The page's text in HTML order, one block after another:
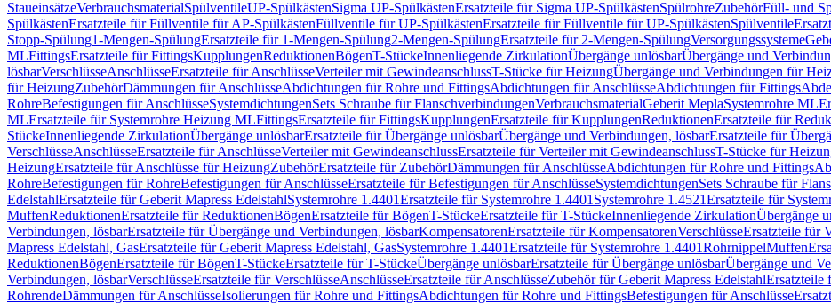
StaueinsätzeVerbrauchsmaterialSpülventileUP-SpülkästenSigma UP-SpülkästenErsatzteile für Sigma UP-SpülkästenSpülrohreZubehörFüll- und
SpülkästenErsatzteile für Füllventile für AP-SpülkästenFüllventile für UP-SpülkästenErsatzteile für Füllventile für UP-SpülkästenSpülventile
Stopp-Spülung1-Mengen-SpülungErsatzteile für 1-Mengen-Spülung2-Mengen-SpülungErsatzteile für 2-Mengen-SpülungVersorgungssysteme
MLFittingsErsatzteile für FittingsKupplungenReduktionenBögenT-StückeInnenliegende ZirkulationÜbergänge unlösbarÜbergänge und
lösbarVerschlüsseAnschlüsseErsatzteile für AnschlüsseVerteiler mit GewindeanschlussT-Stücke für HeizungÜbergänge und Verbindungen für
für HeizungZubehörDämmungen für AnschlüsseAbdichtungen für Rohre und FittingsAbdichtungen für AnschlüsseAbdichtungen für Fittings
RohreBefestigungen für AnschlüsseSystemdichtungenSets Schraube für FlanschverbindungenVerbrauchsmaterialGeberit MeplaSystemrohre ML
MLErsatzteile für Systemrohre Heizung MLFittingsErsatzteile für FittingsKupplungenErsatzteile für KupplungenReduktionenErsatzteile für
StückeInnenliegende ZirkulationÜbergänge unlösbarErsatzteile für Übergänge unlösbarÜbergänge und Verbindungen, lösbarErsatzteile für
VerschlüsseAnschlüsseErsatzteile für AnschlüsseVerteiler mit GewindeanschlussErsatzteile für Verteiler mit GewindeanschlussT-Stücke für
HeizungErsatzteile für Anschlüsse für HeizungZubehörErsatzteile für ZubehörDämmungen für AnschlüsseAbdichtungen für Rohre und Fittings
RohreBefestigungen für RohreBefestigungen für AnschlüsseErsatzteile für Befestigungen für AnschlüsseSystemdichtungenSets Schraube für
EdelstahlErsatzteile für Geberit Mapress EdelstahlSystemrohre 1.4401Ersatzteile für Systemrohre 1.4401 Systemrohre 1.4521Ersatzteile für
MuffenReduktionenErsatzteile für ReduktionenBögenErsatzteile für BögenT-StückeErsatzteile für T-StückeInnenliegende ZirkulationÜbergänge
Verbindungen, lösbarErsatzteile für Übergänge und Verbindungen, lösbarKompensatorenErsatzteile für KompensatorenVerschlüsseErsatzteile für
Mapress Edelstahl, GasErsatzteile für Geberit Mapress Edelstahl, GasSystemrohre 1.4401Ersatzteile für Systemrohre 1.4401RohrnippelMuffen
ReduktionenBögenErsatzteile für BögenT-StückeErsatzteile für T-StückeÜbergänge unlösbarErsatzteile für Übergänge unlösbarÜbergänge und
Verbindungen, lösbarVerschlüsseErsatzteile für VerschlüsseAnschlüsseErsatzteile für AnschlüsseZubehör für Geberit Mapress EdelstahlErsatzteile
RohrendeDämmungen für AnschlüsseIsolierungen für Rohre und FittingsAbdichtungen für Rohre und FittingsBefestigungen für Anschlüsse